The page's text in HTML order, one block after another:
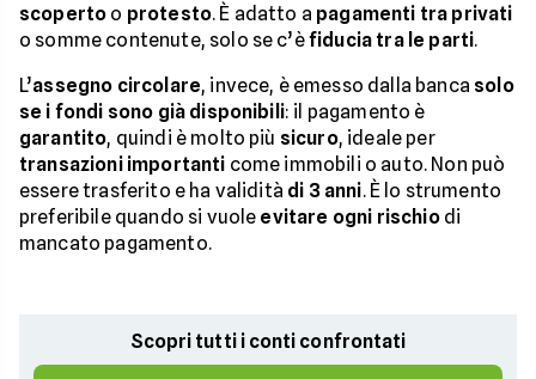
scoperto o protesto. È adatto a pagamenti tra privati
o somme contenute, solo se c’èfiducia tra le parti.
L’assegno circolare, invece, è emesso dalla banca solo
se i fondi sono già disponibili: il pagamento è
garantito, quindi è molto più sicuro, ideale per
transazioni importanti come immobili o auto. Non può
essere trasferito e ha validità di 3 anni. È lo strumento
preferibile quando si vuole evitare ogni rischiodi
mancato pagamento.
Scopri tutti i conti confrontati